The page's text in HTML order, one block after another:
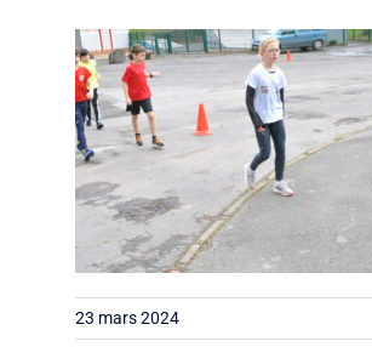
23 mars 2024